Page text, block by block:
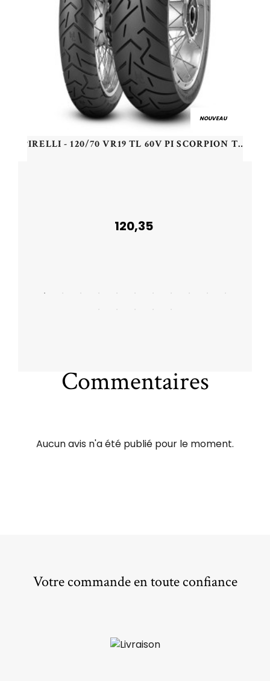
NOUVEAU
PIRELLI - 120/70 VR19 TL 60V PI SCORPION TRAIL 2 F - 1207019 -
120,35
Commentaires
Aucun avis n'a été publié pour le moment.
Votre commande en toute confiance